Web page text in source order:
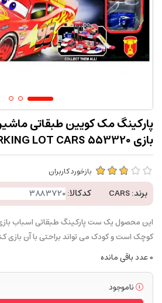
پارکینگ مک کویین طبقاتی
بازی PARKING LOT CARS 553320
بازخورد کاربران
برند:CARS کدکالا:
کوچک است و کودک می تواند براحتی با آن بازی
0عدد باقی مانده
ناموجود